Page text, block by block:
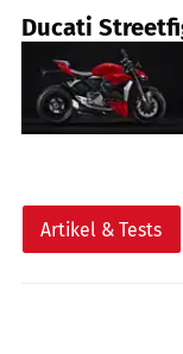
Ducati
Artikel & Tests